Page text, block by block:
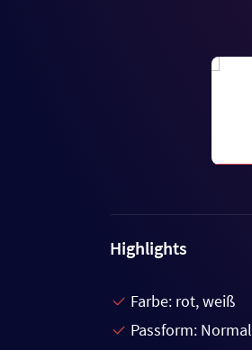
Highlights
Farbe: rot, weiß
Passform: Normal